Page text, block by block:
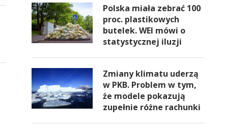
Polska miała zebrać 100
proc. plastikowych
butelek. WEI mówi o
statystycznej iluzji
Zmiany klimatu uderzą
w PKB. Problem w tym,
że modele pokazują
zupełnie różne rachunki